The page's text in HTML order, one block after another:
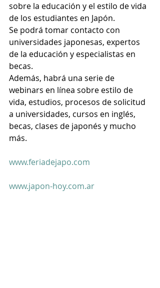
sobre la educación y el estilo de vida
de los estudiantes en Japón.
Se podrá tomar contacto con
universidades japonesas, expertos
de la educación y especialistas en
becas.
Además, habrá una serie de
webinars en línea sobre estilo de
vida, estudios, procesos de solicitud
a universidades, cursos en inglés,
becas, clases de japonés y mucho
más.
www.feriadejapo.com
www.japon-hoy.com.ar